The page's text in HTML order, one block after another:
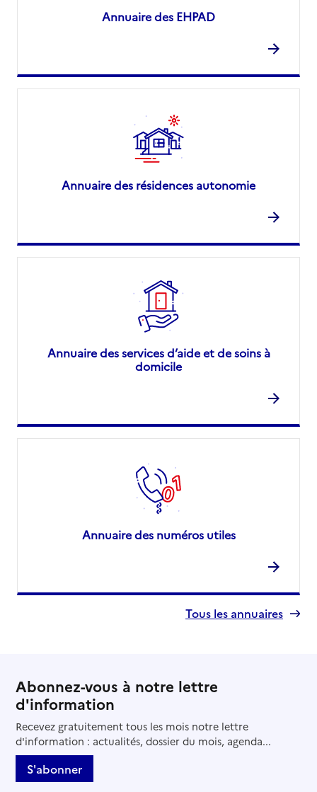
Annuaire des EHPAD
Annuaire des résidences autonomie
Annuaire des services d’aide et de soins à
domicile
Annuaire des numéros utiles
Tous les annuaires
Abonnez-vous à notre lettre
d'information
Recevez gratuitement tous les mois notre lettre
d'information : actualités, dossier du mois, agenda...
S'abonner